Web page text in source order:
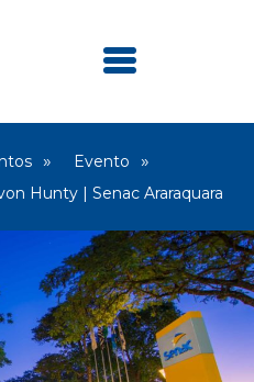
Evento
Hunty | Senac Araraquara